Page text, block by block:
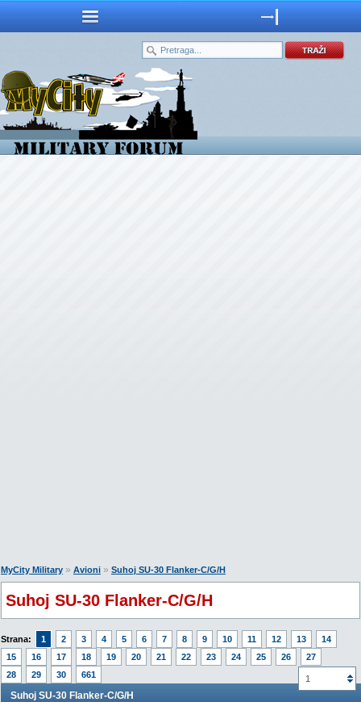
MyCity Military » Avioni » Suhoj SU-30 Flanker-C/G/H
Suhoj SU-30 Flanker-C/G/H
Strana: 1 2 3 4 5 6 7 8 9 10 11 12 13
14
15
16 17 18 19 20 21 22 23 24 25 26
27
28
29 30 661 1
Suhoj SU-30 Flanker-C/G/H